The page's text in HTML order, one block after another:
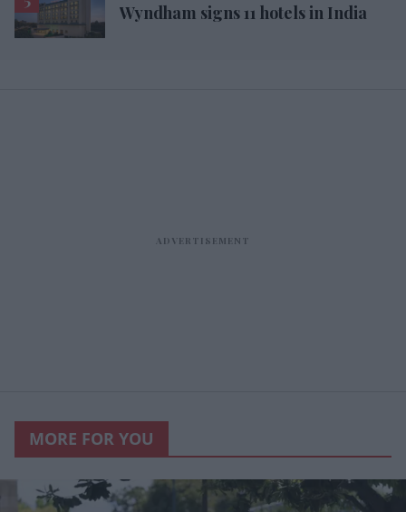
Wyndham signs 11 hotels in India
MORE FOR YOU